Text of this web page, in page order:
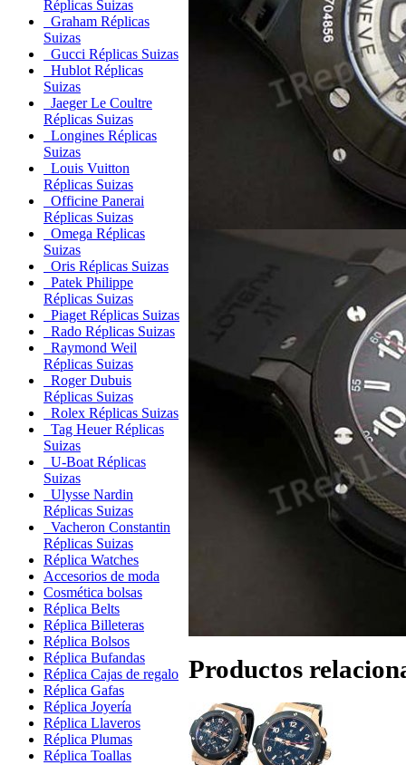
Réplicas Suizas
Graham Réplicas
Suizas
Gucci Réplicas Suizas
Hublot Réplicas
Suizas
Jaeger Le Coultre
Réplicas Suizas
Longines Réplicas
Suizas
Louis Vuitton
Réplicas Suizas
Officine Panerai
Réplicas Suizas
Omega Réplicas
Suizas
Oris Réplicas Suizas
Patek Philippe
Réplicas Suizas
Piaget Réplicas Suizas
Rado Réplicas Suizas
Raymond Weil
Réplicas Suizas
Roger Dubuis
Réplicas Suizas
Rolex Réplicas Suizas
Tag Heuer Réplicas
Suizas
U-Boat Réplicas
Suizas
Ulysse Nardin
Réplicas Suizas
Vacheron Constantin
Réplicas Suizas
Réplica Watches
Accesorios de moda
Cosmética bolsas
Réplica Belts
Réplica Billeteras
Réplica Bolsos
Réplica Bufandas
Réplica Cajas de regalo
Réplica Gafas
Réplica Joyería
Réplica Llaveros
Réplica Plumas
Réplica Toallas
Productos